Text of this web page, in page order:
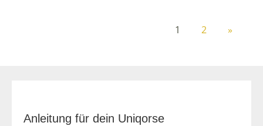
1 2 »
Anleitung für dein Uniqorse